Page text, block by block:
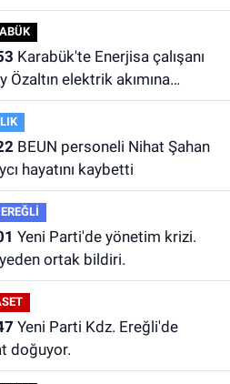
Özaltın elektrik akımına
hayatını kaybetti.
BEUN personeli Nihat Şahan
hayatını kaybetti
ortak bildiri.
doğuyor.